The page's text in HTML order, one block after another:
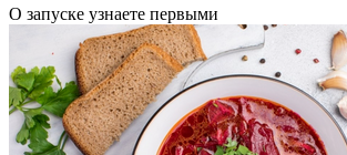
О запуске узнаете первыми